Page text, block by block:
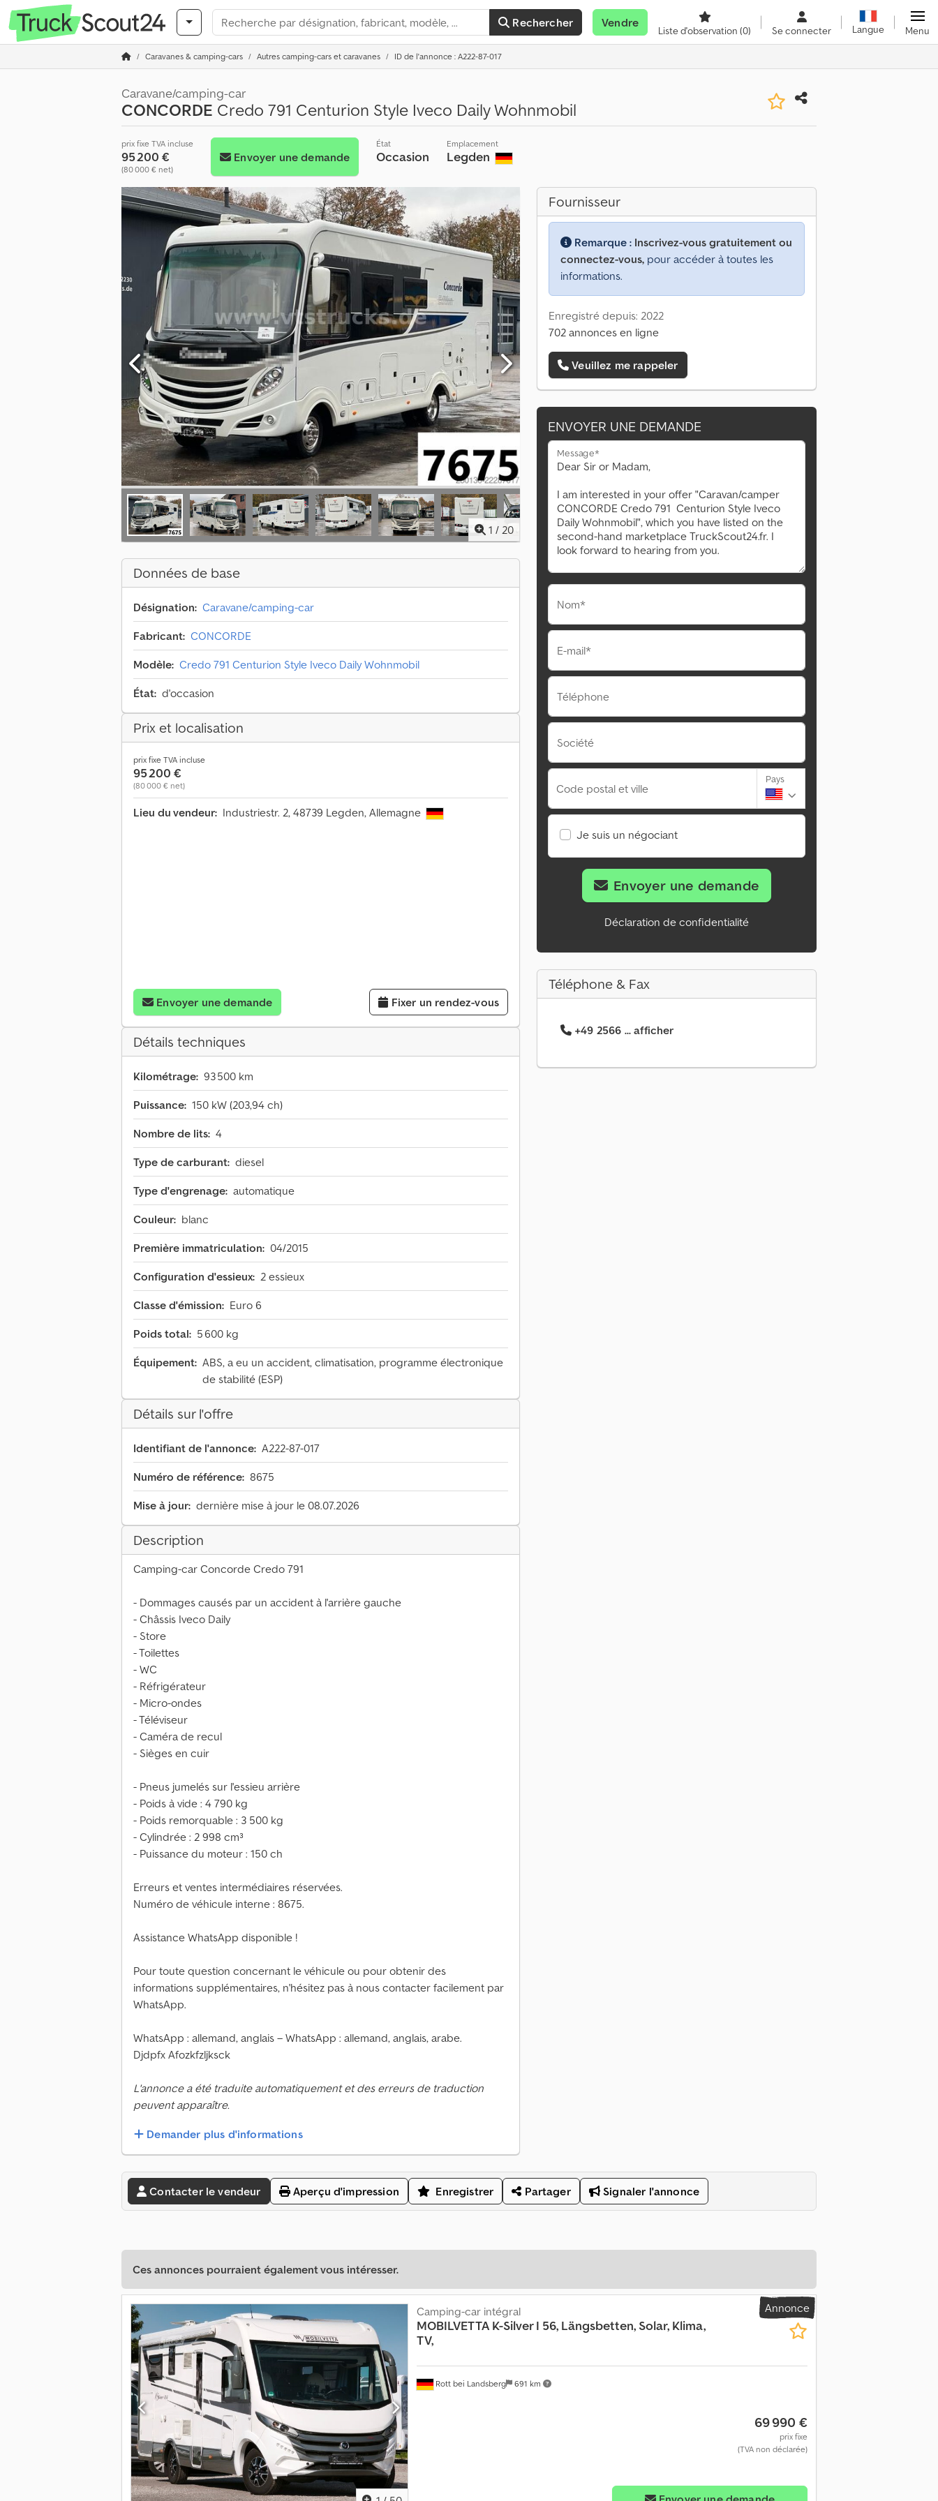
Rechercher Vendre
Liste d'observation (0) Se connecter Langue Menu
Caravanes & camping-cars Autres camping-cars et caravanes ID de l'annonce : A222-87-017
Caravane/camping-car
CONCORDE Credo 791 Centurion Style Iveco Daily Wohnmobil
prix fixe TVA incluse
95 200 €
(80 000 € net)
Envoyer une demande
État
Occasion
Emplacement
Legden
1 / 20
Données de base
Désignation: Caravane/camping-car
Fabricant: CONCORDE
Modèle: Credo 791 Centurion Style Iveco Daily Wohnmobil
État: d'occasion
Prix et localisation
prix fixe TVA incluse
95 200 €
(80 000 € net)
Lieu du vendeur: Industriestr. 2, 48739 Legden, Allemagne
Envoyer une demande Fixer un rendez-vous
Détails techniques
Kilométrage: 93 500 km
Puissance: 150 kW (203,94 ch)
Nombre de lits: 4
Type de carburant: diesel
Type d'engrenage: automatique
Couleur: blanc
Première immatriculation: 04/2015
Configuration d'essieux: 2 essieux
Classe d'émission: Euro 6
Poids total: 5 600 kg
Équipement: ABS, a eu un accident, climatisation, programme électronique
de stabilité (ESP)
Détails sur l'offre
Identifiant de l'annonce: A222-87-017
Numéro de référence: 8675
Mise à jour: dernière mise à jour le 08.07.2026
Description
Camping-car Concorde Credo 791
- Dommages causés par un accident à l'arrière gauche
- Châssis Iveco Daily
- Store
- Toilettes
- WC
- Réfrigérateur
- Micro-ondes
- Téléviseur
- Caméra de recul
- Sièges en cuir
- Pneus jumelés sur l'essieu arrière
- Poids à vide : 4 790 kg
- Poids remorquable : 3 500 kg
- Cylindrée : 2 998 cm³
- Puissance du moteur : 150 ch
Erreurs et ventes intermédiaires réservées.
Numéro de véhicule interne : 8675.
Assistance WhatsApp disponible !
Pour toute question concernant le véhicule ou pour obtenir des
informations supplémentaires, n'hésitez pas à nous contacter facilement par
WhatsApp.
WhatsApp : allemand, anglais – WhatsApp : allemand, anglais, arabe.
Djdpfx Afozkfzljksck
L'annonce a été traduite automatiquement et des erreurs de traduction
peuvent apparaître.
Demander plus d'informations
Fournisseur
Remarque : Inscrivez-vous gratuitement ou
connectez-vous, pour accéder à toutes les
informations.
Enregistré depuis: 2022
702 annonces en ligne
Veuillez me rappeler
ENVOYER UNE DEMANDE
Message*
Nom*
E-mail*
Téléphone
Société
Code postal et ville
Pays
Je suis un négociant
Envoyer une demande
Déclaration de confidentialité
Téléphone & Fax
+49 2566 ... afficher
Contacter le vendeur Aperçu d'impression Enregistrer Partager Signaler l'annonce
Ces annonces pourraient également vous intéresser.
Annonce
Rott bei Landsberg 691 km
Camping-car intégral
MOBILVETTA K-Silver I 56, Längsbetten, Solar, Klima,
TV,
69 990 €
prix fixe
(TVA non déclarée)